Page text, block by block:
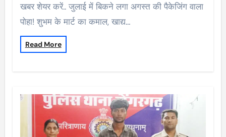
खबर शेयर करें.. जुलाई में बिकने लगा अगस्त की पैकेजिंग वाला
पोहा! शुभम के मार्ट का कमाल, खाद्य…
Read More